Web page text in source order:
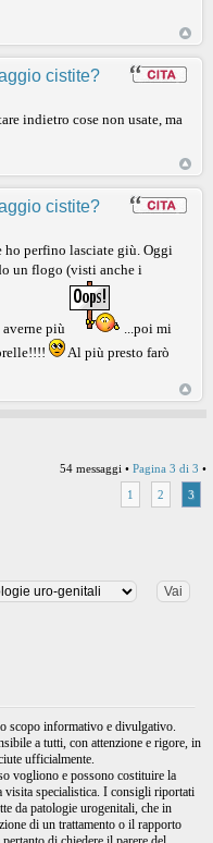
cistite?
indietro cose non usate, ma
cistite?
ho perfino lasciate giù. Oggi
un flogo (visti anche i
più
...poi mi
Al più presto farò
54 messaggi • Pagina 3 di 3 •
1
2 3
scopo informativo e divulgativo.
a tutti, con attenzione e rigore, in
ufficialmente.
vogliono e possono costituire la
visita specialistica. I consigli riportati
da patologie urogenitali, che in
di un trattamento o il rapporto